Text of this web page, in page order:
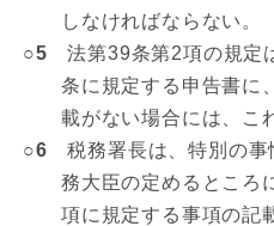
しなければならない。
○5 法第39条第2項の規定
条に規定する申告書に
載がない場合には、こ
○6 税務署長は、特別の事
務大臣の定めるところ
項に規定する事項の記